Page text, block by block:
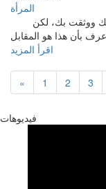
المرأة
اقرأ المزيد
« 1 2 3
فيديوهات